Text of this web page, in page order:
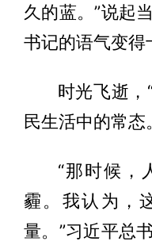
久的蓝。”说起
书记的语气变得
时光飞逝，
民生活中的常态。
“那时候，
霾。我认为，
量。”习近平总